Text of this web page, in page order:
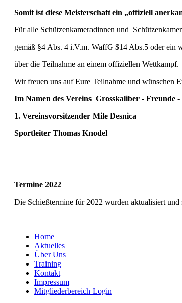
Somit ist diese Meisterschaft ein „offiziell
Für alle Schützenkameradinnen und
gemäß §4 Abs. 4 i.V.m. WaffG $14 Abs.5 oder ein
über die Teilnahme an einem offiziellen Wettkampf.
Wir freuen uns auf Eure Teilnahme und wünschen
Im Namen des Vereins Grosskaliber - Freunde
1. Vereinsvorsitzender Mile Desnica
Sportleiter Thomas Knodel
Termine 2022
Die Schießtermine für 2022 wurden aktualisiert
Home
Aktuelles
Über Uns
Training
Kontakt
Impressum
Mitgliederbereich Login